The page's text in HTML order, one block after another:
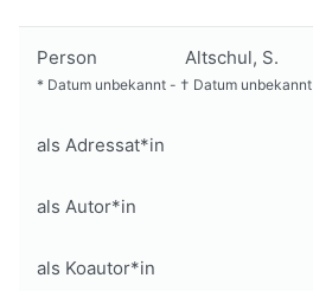
Person Altschul, S.
* Datum unbekannt - † Datum unbekannt
als Adressat*in
als Autor*in
als Koautor*in